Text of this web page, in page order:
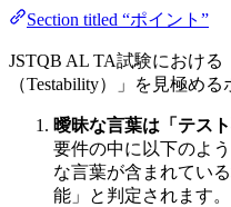
Section titled “ポイント”
JSTQB AL TA試験におけ
（Testability）」を見極める
曖昧な言葉は「テス
要件の中に以下のよ
な言葉が含まれてい
能」と判定されます。